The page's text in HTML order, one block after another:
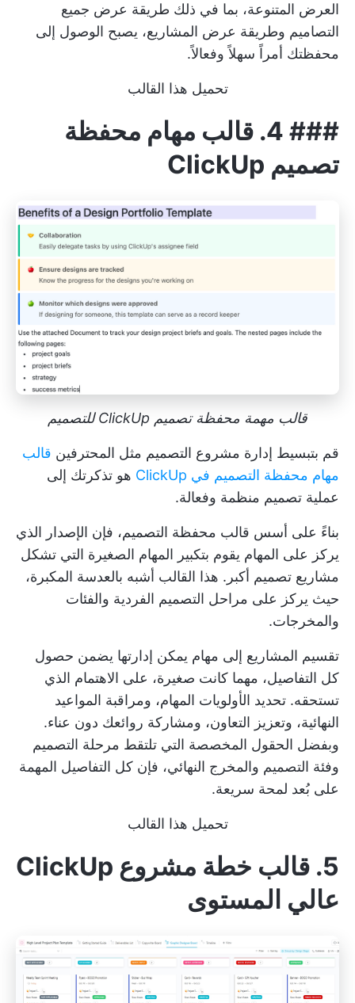
العرض المتنوعة، بما في ذلك طريقة عرض جميع
التصاميم وطريقة عرض المشاريع، يصبح الوصول إلى
محفظتك أمراً سهلاً وفعالاً.
تحميل هذا القالب
###
4. قالب مهام محفظة
تصميم ClickUp
قالب مهمة محفظة تصميم ClickUp للتصميم
قم بتبسيط إدارة مشروع التصميم مثل المحترفين قالب
مهام محفظة التصميم في ClickUp
هو تذكرتك إلى
عملية تصميم منظمة وفعالة.
بناءً على أسس قالب محفظة التصميم، فإن الإصدار الذي
يركز على المهام يقوم بتكبير المهام الصغيرة التي تشكل
مشاريع تصميم أكبر. هذا القالب أشبه بالعدسة المكبرة،
حيث يركز على مراحل التصميم الفردية والفئات
والمخرجات.
تقسيم المشاريع إلى مهام يمكن إدارتها يضمن حصول
كل التفاصيل، مهما كانت صغيرة، على الاهتمام الذي
تستحقه. تحديد الأولويات المهام، ومراقبة المواعيد
النهائية، وتعزيز التعاون، ومشاركة روائعك دون عناء.
وبفضل الحقول المخصصة التي تلتقط مرحلة التصميم
وفئة التصميم والمخرج النهائي، فإن كل التفاصيل المهمة
على بُعد لمحة سريعة.
تحميل هذا القالب
5. قالب خطة مشروع ClickUp
عالي المستوى